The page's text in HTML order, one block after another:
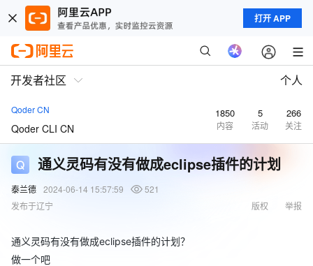
打开 APP
开发者社区 个人
Qoder CN
Qoder CLI CN
1850
内容
5
活动
266
关注
通义灵码有没有做成eclipse插件的计划
泰兰德 2024-06-14 15:57:59
521
发布于辽宁
举报
版权
通义灵码有没有做成eclipse插件的计划？
做一个吧